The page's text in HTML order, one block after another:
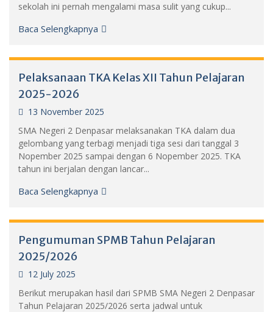
sekolah ini pernah mengalami masa sulit yang cukup...
Baca Selengkapnya
Pelaksanaan TKA Kelas XII Tahun Pelajaran
2025-2026
13 November 2025
SMA Negeri 2 Denpasar melaksanakan TKA dalam dua
gelombang yang terbagi menjadi tiga sesi dari tanggal 3
Nopember 2025 sampai dengan 6 Nopember 2025. TKA
tahun ini berjalan dengan lancar...
Baca Selengkapnya
Pengumuman SPMB Tahun Pelajaran
2025/2026
12 July 2025
Berikut merupakan hasil dari SPMB SMA Negeri 2 Denpasar
Tahun Pelajaran 2025/2026 serta jadwal untuk